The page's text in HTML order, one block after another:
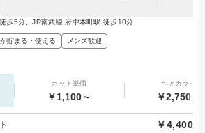
歩5分、JR南武線 府中本町駅 徒歩10分
貯まる・使える メンズ歓迎
カット単価
￥1,100～
ヘアカラー
￥2,750～
￥4,400